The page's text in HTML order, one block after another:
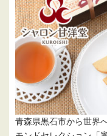
青森県黒石市から世界